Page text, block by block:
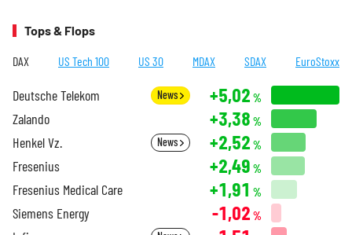
Tops & Flops
DAX US Tech 100 US 30 MDAX SDAX EuroStoxx
Deutsche Telekom News +5,02 %
Zalando +3,38 %
Henkel Vz. News +2,52 %
Fresenius +2,49 %
Fresenius Medical Care +1,91 %
Siemens Energy -1,02 %